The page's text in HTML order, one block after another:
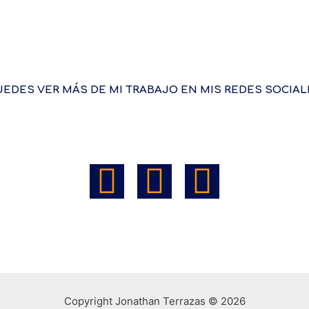
VER MÁS DE MI TRABAJO EN MIS REDES
Copyright Jonathan Terrazas © 2026